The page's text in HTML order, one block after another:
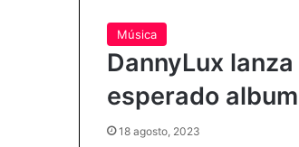
Música
DannyLux lanza
esperado album
18 agosto, 2023